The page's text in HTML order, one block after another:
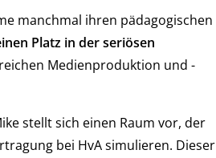
manchmal ihren pädagogischen
Platz in der seriösen
Medienproduktion und -
stellt sich einen Raum vor, der
bei HvA simulieren. Dieser